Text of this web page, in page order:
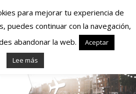
en
Vivir en
para mejorar tu experiencia de
puedes continuar con la navegación,
abandonar la web.
Aceptar
Lee más